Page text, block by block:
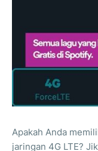
Apakah Anda
jaringan 4G LTE?